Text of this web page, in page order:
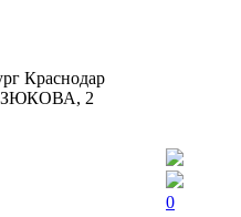
Краснодар
2
0